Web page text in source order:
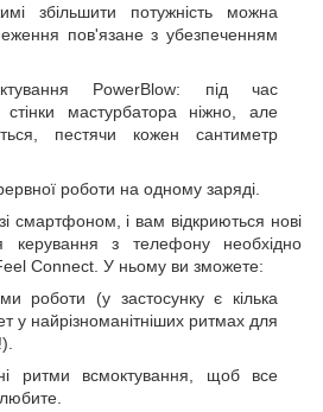
збільшити потужність можна
пов'язане з убезпеченням
PowerBlow: під час
стінки мастурбатора ніжно, але
пестячи кожен сантиметр
роботи на одному заряді.
смартфоном, і вам відкриються нові
керування з телефону необхідно
Connect. У ньому ви зможете:
роботи (у застосунку є кілька
у найрізноманітніших ритмах для
ритми всмоктування, щоб все